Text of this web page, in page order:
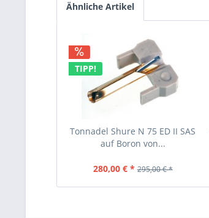
Ähnliche Artikel
TIPP!
Tonnadel Shure N 75 ED II SAS
auf Boron von...
280,00 € * 295,00 € *